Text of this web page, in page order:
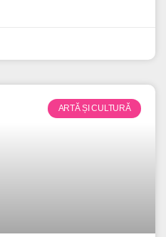
ARTĂ ȘI CULTURĂ